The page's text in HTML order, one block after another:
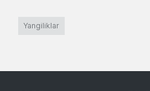
Yangiliklar